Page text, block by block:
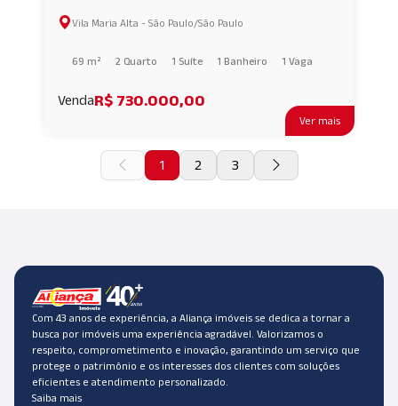
Ver mais
Vila Maria Alta - São Paulo/São Paulo
69 m² 2 Quarto 1 Suíte 1 Banheiro 1 Vaga
VendaR$ 730.000,00
1 2 3
Com 43 anos de experiência, a Aliança imóveis se dedica a tornar a
busca por imóveis uma experiência agradável. Valorizamos o
respeito, comprometimento e inovação, garantindo um serviço que
protege o patrimônio e os interesses dos clientes com soluções
eficientes e atendimento personalizado.
Saiba mais